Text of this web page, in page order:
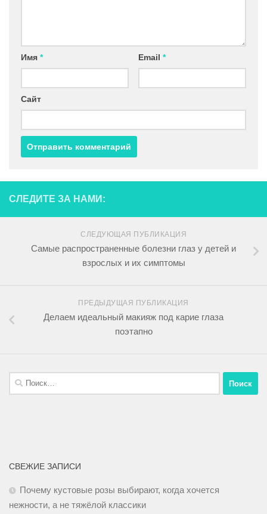
Имя * Email *
Сайт
СЛЕДИТЕ ЗА НАМИ:
СЛЕДУЮЩАЯ ПУБЛИКАЦИЯ
Самые распространенные болезни глаз у детей и
взрослых и их симптомы
ПРЕДЫДУЩАЯ ПУБЛИКАЦИЯ
Делаем идеальный макияж под карие глаза
поэтапно
СВЕЖИЕ ЗАПИСИ
Почему кустовые розы выбирают, когда хочется
нежности, а не тяжёлой классики